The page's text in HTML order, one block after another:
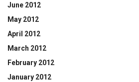
June 2012
May 2012
April 2012
March 2012
February 2012
January 2012